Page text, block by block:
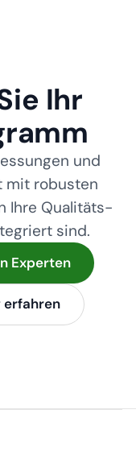
Ihr
und
mit robusten
Ihre Qualitäts-
sind.
Experten
erfahren